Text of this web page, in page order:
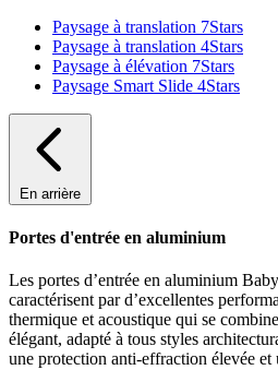
Paysage à translation 7Stars
Paysage à translation 4Stars
Paysage à élévation 7Stars
Paysage Smart Slide 4Stars
En arrière
Portes d'entrée en aluminium
Les portes d’entrée en aluminium
caractérisent par d’excellentes
thermique et acoustique qui se
élégant, adapté à tous styles
une protection anti-effraction élevée et